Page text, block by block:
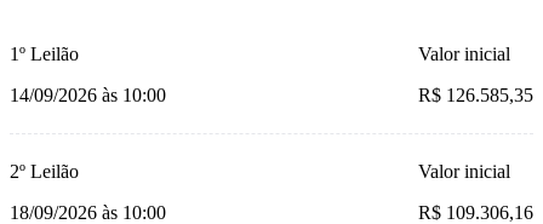
1º Leilão
14/09/2026 às 10:00
Valor inicial
R$ 126.585,35
2º Leilão
18/09/2026 às 10:00
Valor inicial
R$ 109.306,16